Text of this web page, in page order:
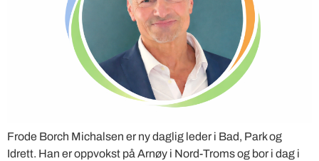
Frode Borch Michalsen er ny daglig leder i Bad, Park og
Idrett. Han er oppvokst på Arnøy i Nord-Troms og bor i dag i